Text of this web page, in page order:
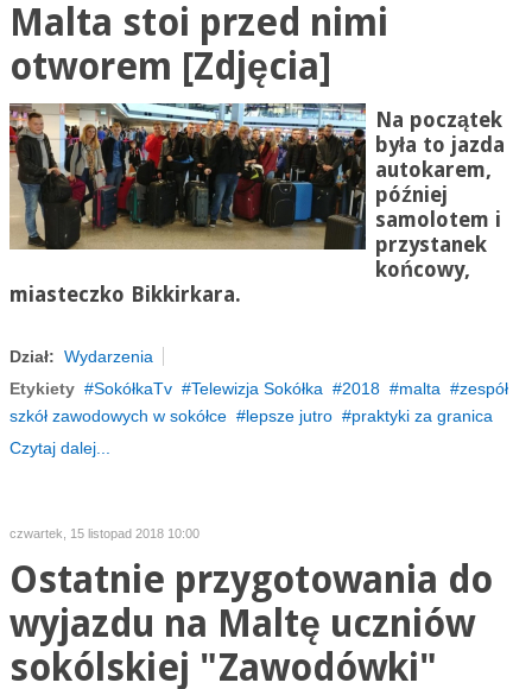
Malta stoi przed nimi
otworem [Zdjęcia]
Na początek
była to jazda
autokarem,
później
samolotem i
przystanek
końcowy,
miasteczko Bikkirkara.
Dział: Wydarzenia
Etykiety
SokółkaTv Telewizja Sokółka 2018 malta
zespół
szkół zawodowych w sokółce
lepsze jutro
praktyki za granica
Czytaj dalej...
czwartek, 15 listopad 2018 10:00
Ostatnie przygotowania do
wyjazdu na Maltę uczniów
sokólskiej "Zawodówki"